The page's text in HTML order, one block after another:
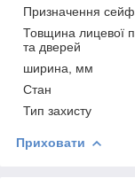
Призначення
Товщина лицевої
та дверей
ширина, мм
Стан
Тип захисту
Приховати